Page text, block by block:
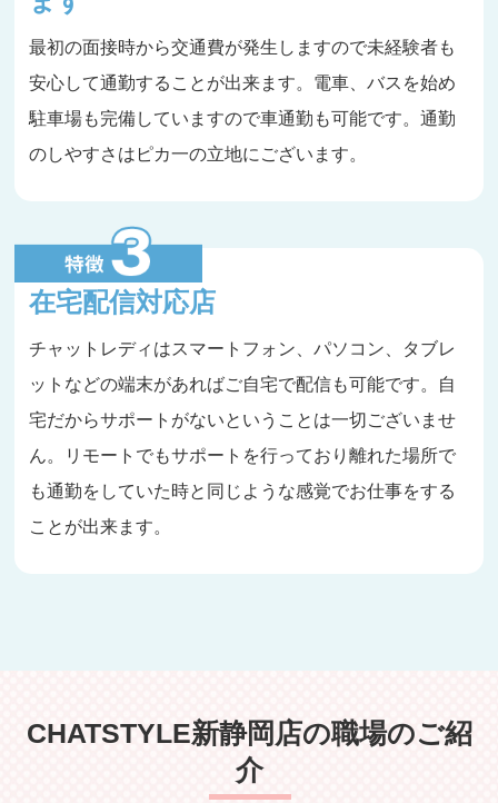
最初の面接時から交通費が発生しますので未経験者も
安心して通勤することが出来ます。電車、バスを始め
駐車場も完備していますので車通勤も可能です。通勤
のしやすさはピカ一の立地にございます。
在宅配信対応店
チャットレディはスマートフォン、パソコン、タブレ
ットなどの端末があればご自宅で配信も可能です。自
宅だからサポートがないということは一切ございませ
ん。リモートでもサポートを行っており離れた場所で
も通勤をしていた時と同じような感覚でお仕事をする
ことが出来ます。
CHATSTYLE新静岡店の職場のご紹
介